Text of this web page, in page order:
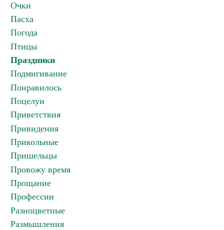
Очки
Пасха
Погода
Птицы
Праздники
Подмигивание
Понравилось
Поцелуи
Приветствия
Привидения
Прикольные
Пришельцы
Провожу время
Прощание
Профессии
Разноцветные
Размышления